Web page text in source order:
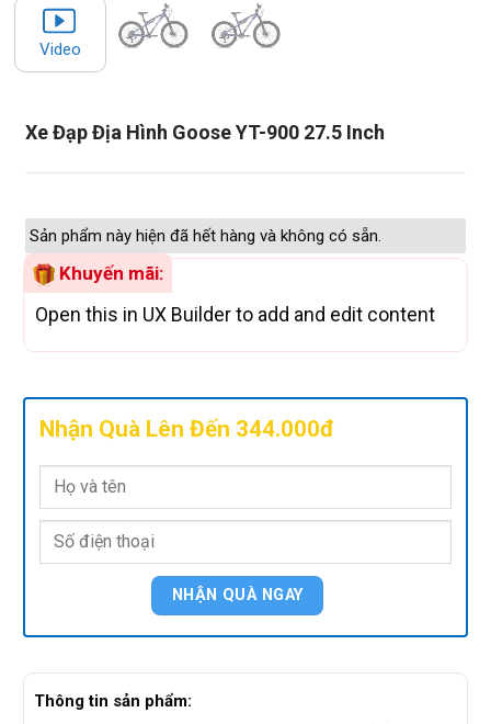
Xe Đạp Địa Hình Goose YT-900 27.5 Inch
Video
Sản phẩm này hiện đã hết hàng và không có sẵn.
Khuyến mãi:
Open this in UX Builder to add and edit content
Nhận Quà Lên Đến 344.000đ
Thông tin sản phẩm: